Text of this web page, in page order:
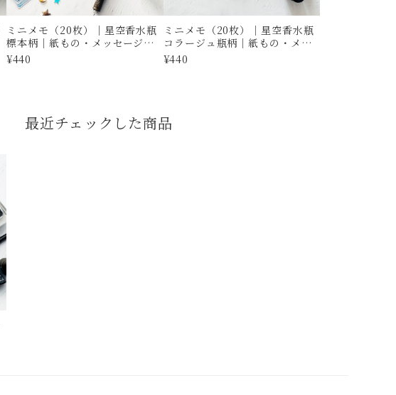
ミニメモ（20枚）｜星空香水瓶
標本柄｜紙もの・メッセージカ
ード・一筆箋｜星空・月
¥440
ミニメモ（20枚）｜星空香水瓶
コラージュ瓶柄｜紙もの・メッ
セージカード・一筆箋｜星空・
月
¥440
最近チェックした商品